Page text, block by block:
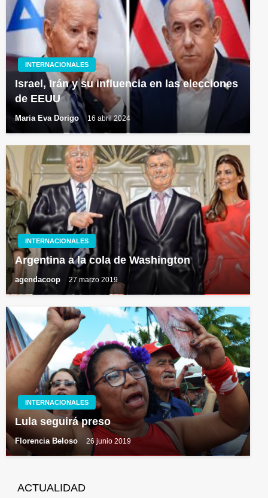
INTERNACIONALES
Israel, Irán y su influencia en las elecciones
de EEUU
Maria Eva Dorigo 16 abril 2024
INTERNACIONALES
Argentina a la cola de Washington
agendacoop 27 marzo 2019
INTERNACIONALES
Lula seguirá preso
Florencia Beloso 26 junio 2019
ACTUALIDAD